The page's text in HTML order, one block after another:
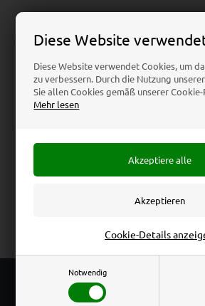
Diese Website
Diese Website verwendet Cookies, um
zu verbessern. Durch die Nutzung
Sie allen Cookies gemäß unserer
Mehr lesen
Notwendig
Cookie-Details
Technische Details
Download
KOSTENLOSER